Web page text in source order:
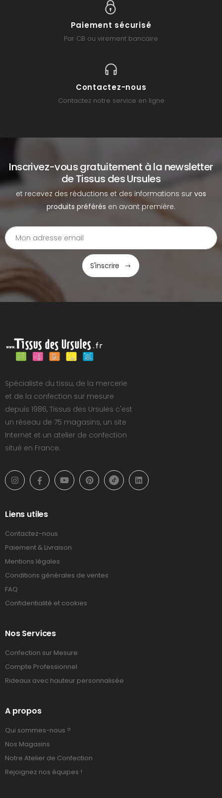
Paiement sécurisé
Par CB ou virement bancaire
Contactez-nous
Contactez notre service en ligne
Inscrivez-vous gratuitement à la newsletter
de Tissus des Ursules
et recevez des réductions et des informations sur vos
produits préférés en avant première.
S'inscrire
Spécialiste du tissu, de la mercerie
et de la confection sur mesure
depuis 1986, Tissus des Ursules c'est
un réseau de 75 magasins, un site
Internet et un atelier de confection
situé en France.
Liens utiles
Contactez-nous
Paiement & Livraison
Mentions légales
Conditions générales de ventes
FAQ
Confidentialité et cookies
Nos Services
Confection sur Mesure
Compte Professionnel
Rideaux avec hauteur personnalisée
A propos
Qui sommes-nous ?
Nos Magasins
Notre Atelier de Confection
Rejoignez nos équipes !